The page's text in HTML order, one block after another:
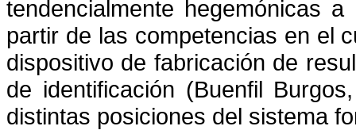
tendencialmente hegemónicas
partir de las competencias en el
dispositivo de fabricación de
de identificación (Buenfil
distintas posiciones del sistema